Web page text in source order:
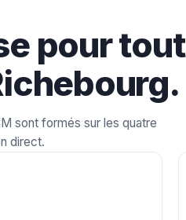
pour tout
sont formés sur les quatre
direct.